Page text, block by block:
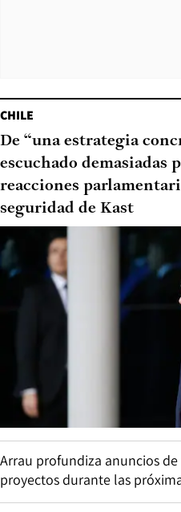
CHILE
De “una estrategia
escuchado demasiadas
reacciones
seguridad de Kast
Arrau profundiza anuncios de
proyectos durante las